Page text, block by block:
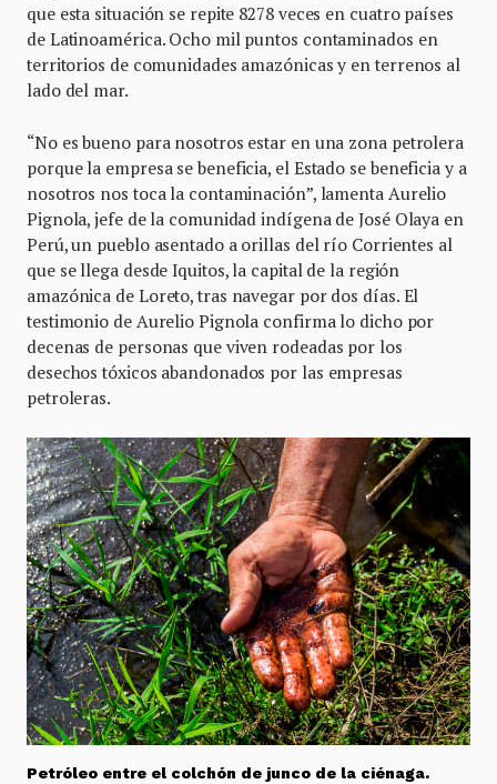
que esta situación se repite 8278 veces en cuatro países
de Latinoamérica. Ocho mil puntos contaminados en
territorios de comunidades amazónicas y en terrenos al
lado del mar.
“No es bueno para nosotros estar en una zona petrolera
porque la empresa se beneficia, el Estado se beneficia y a
nosotros nos toca la contaminación”, lamenta Aurelio
Pignola, jefe de la comunidad indígena de José Olaya en
Perú, un pueblo asentado a orillas del río Corrientes al
que se llega desde Iquitos, la capital de la región
amazónica de Loreto, tras navegar por dos días. El
testimonio de Aurelio Pignola confirma lo dicho por
decenas de personas que viven rodeadas por los
desechos tóxicos abandonados por las empresas
petroleras.
Petróleo entre el colchón de junco de la ciénaga.